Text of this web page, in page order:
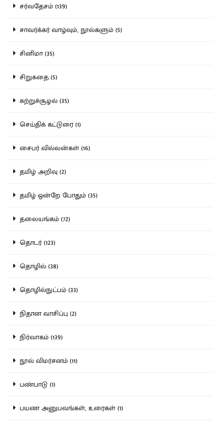
சர்வதேசம் (139)
சாவர்க்கர் வாழ்வும், நூல்களும் (5)
சினிமா (35)
சிறுகதை (5)
சுற்றுச்சூழல் (35)
செய்திக் கட்டுரை (1)
சைபர் வில்லன்கள் (16)
தமிழ் அறிவு (2)
தமிழ் ஒன்றே போதும் (35)
தலையங்கம் (72)
தொடர் (123)
தொழில் (38)
தொழில்நுட்பம் (33)
நிதான வாசிப்பு (2)
நிர்வாகம் (139)
நூல் விமர்சனம் (11)
பண்பாடு (1)
பயண அனுபவங்கள், உரைகள் (1)